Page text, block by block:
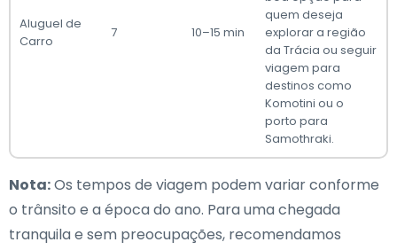
Aluguel de
Carro
7 10–15 min
quem deseja
explorar a região
da Trácia ou seguir
viagem para
destinos como
Komotini ou o
porto para
Samothraki.
Nota:Os tempos de viagem podem variar conforme
o trânsito e a época do ano. Para uma chegada
tranquila e sem preocupações, recomendamos